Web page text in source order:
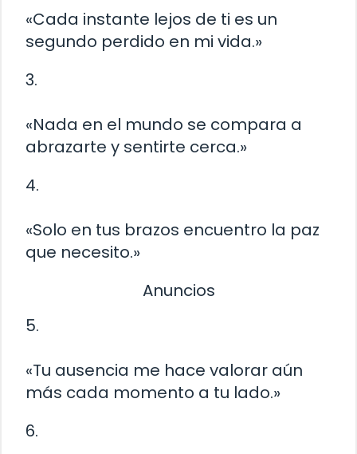
«Cada instante lejos de ti es un
segundo perdido en mi vida.»
3.
«Nada en el mundo se compara a
abrazarte y sentirte cerca.»
4.
«Solo en tus brazos encuentro la paz
que necesito.»
Anuncios
5.
«Tu ausencia me hace valorar aún
más cada momento a tu lado.»
6.